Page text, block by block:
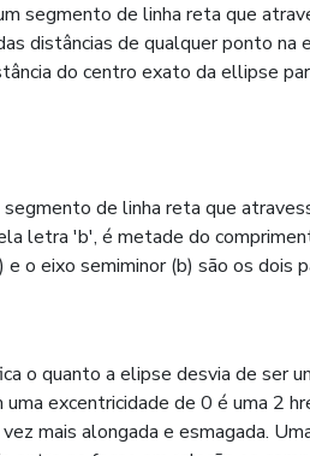
segmento de linha reta que
distâncias de qualquer ponto
do centro exato da ellipse
de linha reta que
letra 'b', é metade do
o eixo semiminor (b) são os
o quanto a elipse desvia de
excentricidade de 0 é uma 2
mais alongada e esmagada.